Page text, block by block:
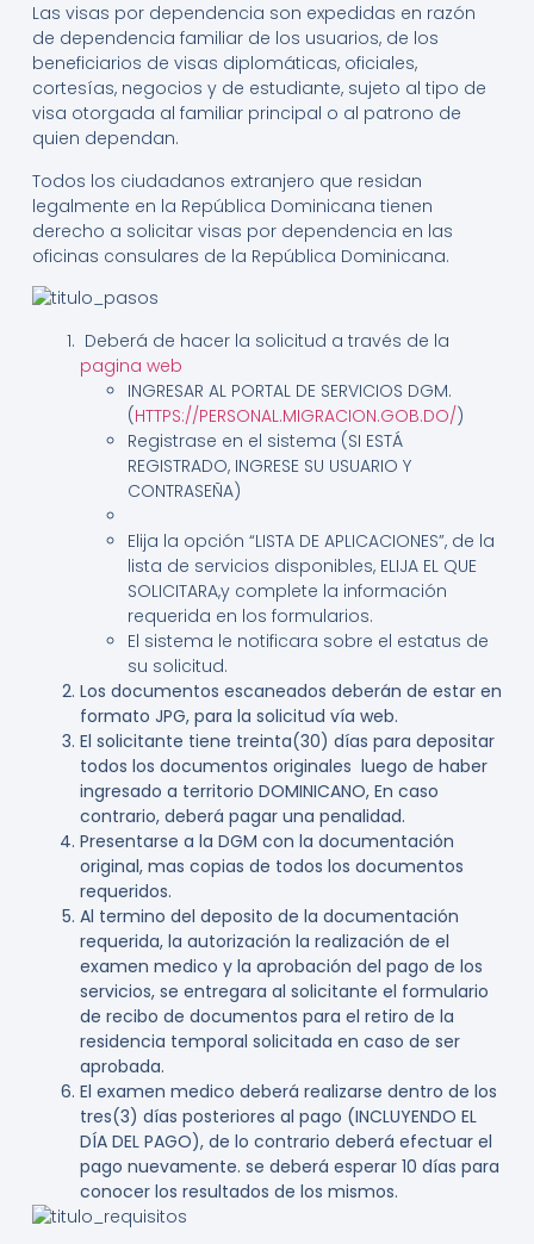
Las visas por dependencia son expedidas en razón
de dependencia familiar de los usuarios, de los
beneficiarios de visas diplomáticas, oficiales,
cortesías, negocios y de estudiante, sujeto al tipo de
visa otorgada al familiar principal o al patrono de
quien dependan.
Todos los ciudadanos extranjero que residan
legalmente en la República Dominicana tienen
derecho a solicitar visas por dependencia en las
oficinas consulares de la República Dominicana.
Deberá de hacer la solicitud a través de la
pagina web
INGRESAR AL PORTAL DE SERVICIOS DGM.
(HTTPS://PERSONAL.MIGRACION.GOB.DO/)
Registrase en el sistema (SI ESTÁ
REGISTRADO, INGRESE SU USUARIO Y
CONTRASEÑA)
Elija la opción “LISTA DE APLICACIONES”, de la
lista de servicios disponibles, ELIJA EL QUE
SOLICITARA,y complete la información
requerida en los formularios.
El sistema le notificara sobre el estatus de
su solicitud.
Los documentos escaneados deberán de estar en
formato JPG, para la solicitud vía web.
El solicitante tiene treinta(30) días para depositar
todos los documentos originales luego de haber
ingresado a territorio DOMINICANO, En caso
contrario, deberá pagar una penalidad.
Presentarse a la DGM con la documentación
original, mas copias de todos los documentos
requeridos.
Al termino del deposito de la documentación
requerida, la autorización la realización de el
examen medico y la aprobación del pago de los
servicios, se entregara al solicitante el formulario
de recibo de documentos para el retiro de la
residencia temporal solicitada en caso de ser
aprobada.
El examen medico deberá realizarse dentro de los
tres(3) días posteriores al pago (INCLUYENDO EL
DÍA DEL PAGO), de lo contrario deberá efectuar el
pago nuevamente. se deberá esperar 10 días para
conocer los resultados de los mismos.